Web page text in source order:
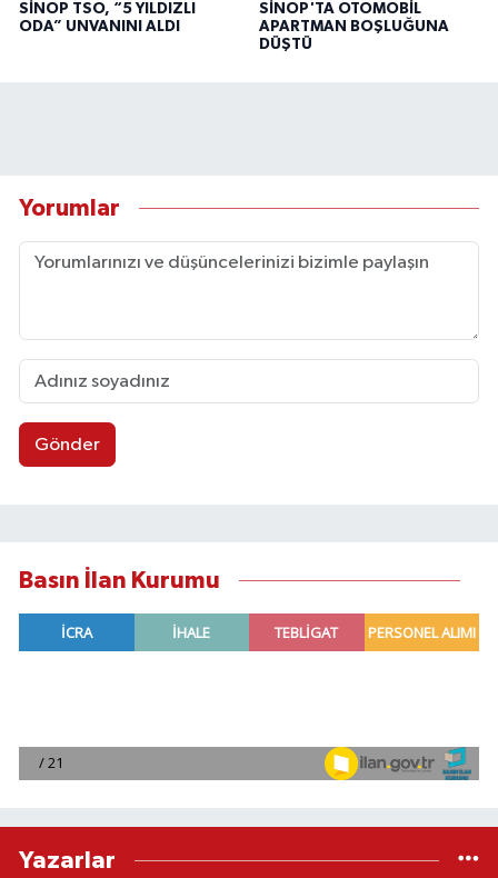
SİNOP TSO, “5 YILDIZLI
ODA” UNVANINI ALDI
SİNOP'TA OTOMOBİL
APARTMAN BOŞLUĞUNA
DÜŞTÜ
Yorumlar
Gönder
Basın İlan Kurumu
Yazarlar